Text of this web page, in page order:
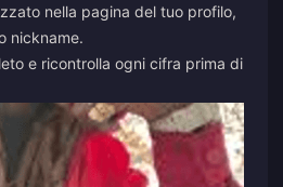
nella pagina del tuo profilo,
nickname.
e ricontrolla ogni cifra prima di